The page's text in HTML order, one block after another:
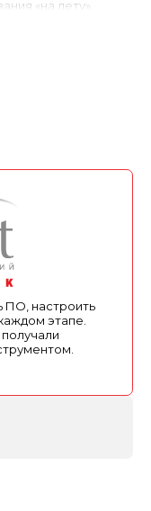
«на лету».
появляется на
ПО, настроить
этапе.